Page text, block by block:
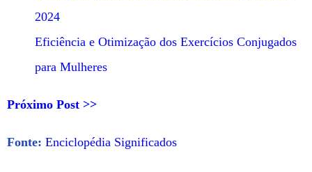
2024
Eficiência e Otimização dos Exercícios Conjugados
para Mulheres
Próximo Post >>
Fonte: Enciclopédia Significados